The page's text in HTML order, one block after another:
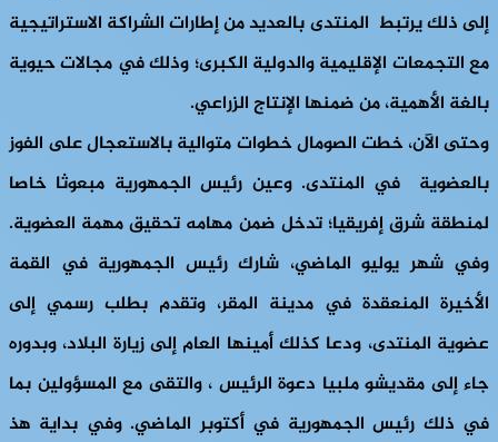
إلى ذلك يرتبط المنتدى بالعديد من إطارات الشراكة الاستراتيجية
مع التجمعات الإقليمية والدولية الكبرى؛ وذلك في مجالات حيوية
بالغة الأهمية، من ضمنها الإنتاج الزراعي.
وحتى الآن، خطت الصومال خطوات متوالية بالاستعجال على الفوز
بالعضوية في المنتدى. وعين رئيس الجمهورية مبعوثا خاصا
لمنطقة شرق إفريقيا؛ تدخل ضمن مهامه تحقيق مهمة العضوية.
وفي شهر يوليو الماضي، شارك رئيس الجمهورية في القمة
الأخيرة المنعقدة في مدينة المقر، وتقدم بطلب رسمي إلى
عضوية المنتدى، ودعا كذلك أمينها العام إلى زيارة البلاد، وبدوره
جاء إلى مقديشو ملبيا دعوة الرئيس ، والتقى مع المسؤولين بما
في ذلك رئيس الجمهورية في أكتوبر الماضي. وفي بداية هذ